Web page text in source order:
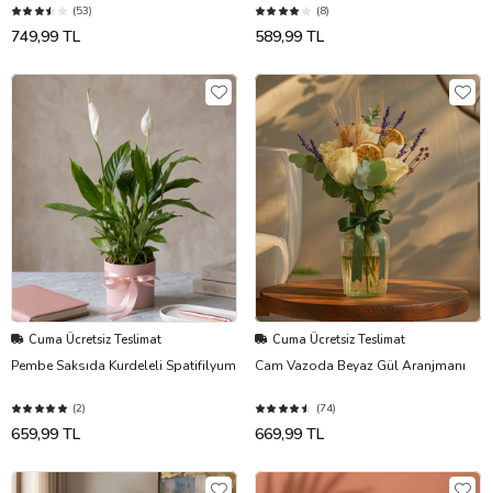
(53)
749,99 TL
(8)
589,99 TL
Cuma Ücretsiz Teslimat
Pembe Saksıda Kurdeleli Spatifilyum
(2)
659,99 TL
Cuma Ücretsiz Teslimat
Cam Vazoda Beyaz Gül Aranjmanı
(74)
669,99 TL